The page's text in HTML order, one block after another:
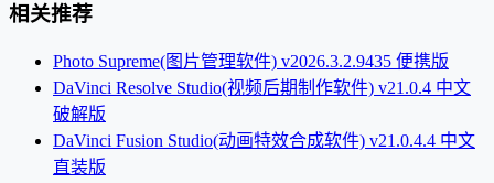
相关推荐
Photo Supreme(图片管理软件) v2026.3.2.9435 便携版
DaVinci Resolve Studio(视频后期制作软件) v21.0.4 中文
破解版
DaVinci Fusion Studio(动画特效合成软件) v21.0.4.4 中文
直装版